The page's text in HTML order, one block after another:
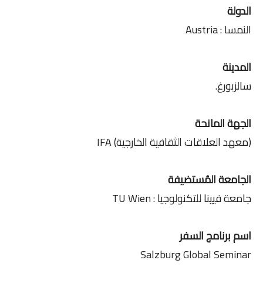
الدولة
النمسا : Austria
المدينة
سالزبورغ.
الجهة المانحة
(معهد العلاقات الثقافية الخارجية) IFA
الجامعة المُستضيفة
جامعة فيينا للتكنولوجيا : TU Wien
اسم برنامج السفر
Salzburg Global Seminar